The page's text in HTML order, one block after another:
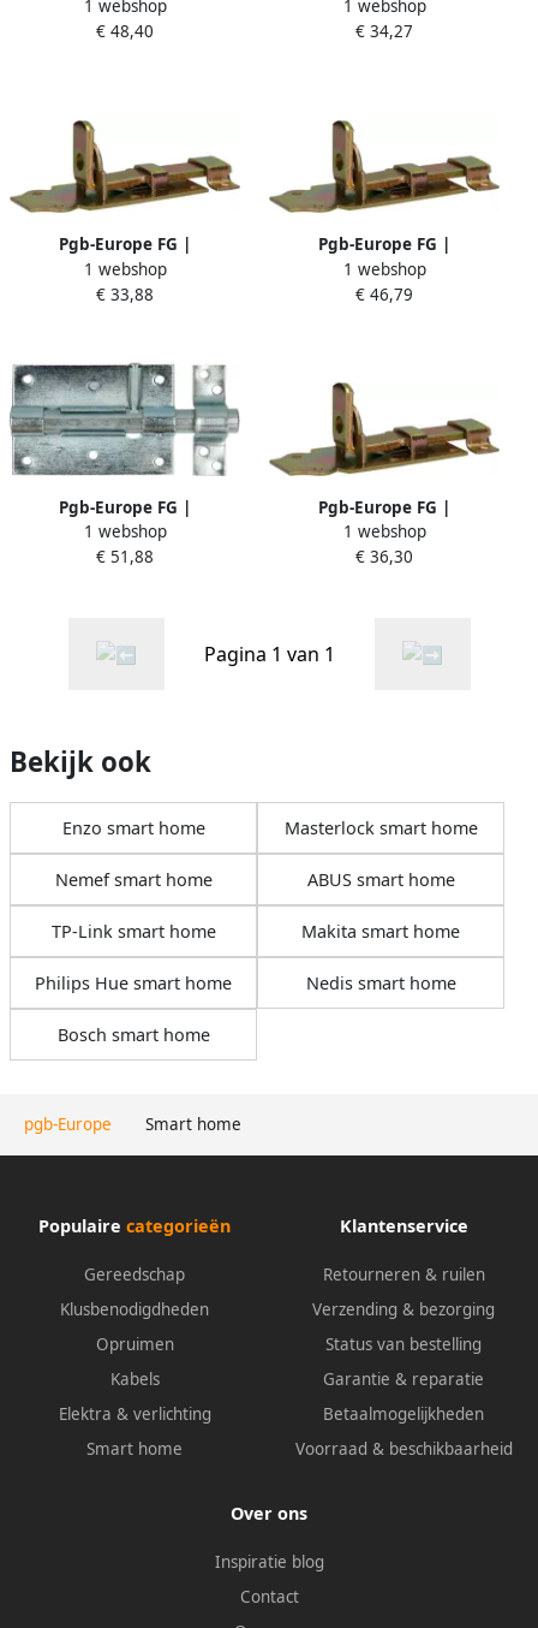
pgb-Europe Smart home
Hangslotgrendel 70x80
ZnZwart | 10 st
1 webshop
€ 48,40
Hangslotgrendel 10mm
50x100 Zn | 12 st
1 webshop
€ 34,27
Pgb-Europe FG |
Hangslotschuif vlak
45x2x100 ZnGeel | 10 st
1 webshop
€ 33,88
Pgb-Europe FG |
Hangslotschuif vlak
65x2x160 ZnGeel | 10 st
1 webshop
€ 46,79
Pgb-Europe FG |
Hangslotgrendel 15mm
100x75 Zn | 12 st
1 webshop
€ 51,88
Pgb-Europe FG |
Hangslotschuif vlak
55x2x120 ZnGeel | 10 st
1 webshop
€ 36,30
Pagina 1 van 1
Bekijk ook
Enzo smart home Masterlock smart home
Nemef smart home ABUS smart home
TP-Link smart home Makita smart home
Philips Hue smart home Nedis smart home
Bosch smart home
Populaire categorieën
Gereedschap
Klusbenodigdheden
Opruimen
Kabels
Elektra & verlichting
Smart home
Klantenservice
Retourneren & ruilen
Verzending & bezorging
Status van bestelling
Garantie & reparatie
Betaalmogelijkheden
Voorraad & beschikbaarheid
Over ons
Inspiratie blog
Contact